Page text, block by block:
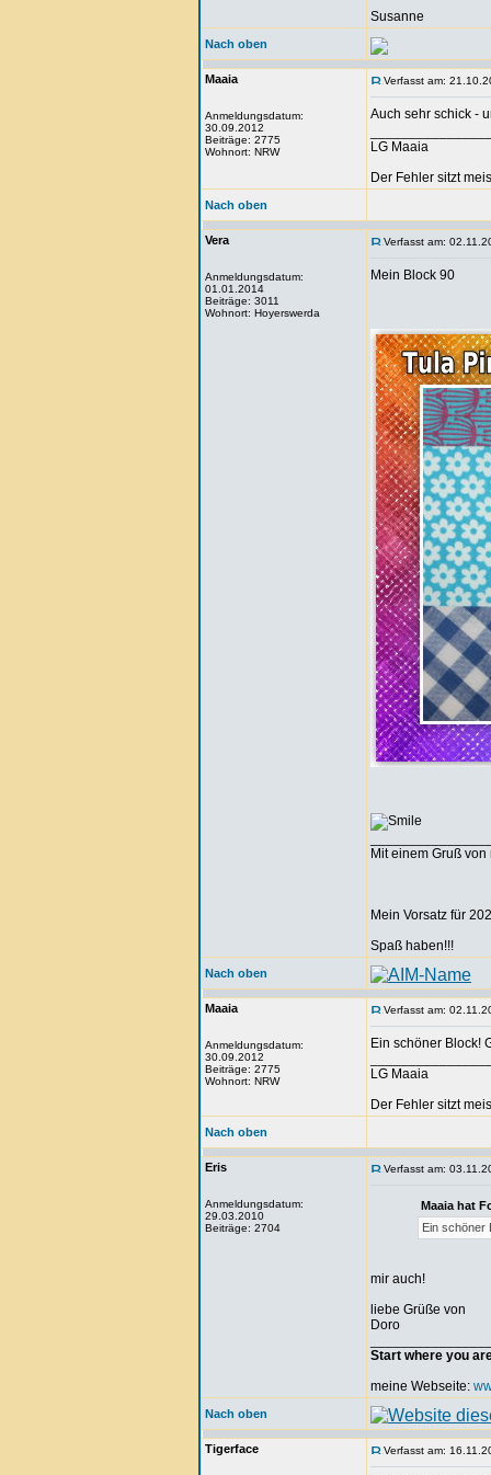
Susanne
Nach oben
Maaia
Anmeldungsdatum:
30.09.2012
Beiträge: 2775
Wohnort: NRW
Verfasst am:
Auch sehr schick -
LG Maaia
Der Fehler sitzt
Nach oben
Vera
Anmeldungsdatum:
01.01.2014
Beiträge: 3011
Wohnort: Hoyerswerda
Verfasst am:
Mein Block 90
Mit einem Gruß von
Mein Vorsatz für
Spaß haben!!!
Nach oben
Maaia
Anmeldungsdatum:
30.09.2012
Beiträge: 2775
Wohnort: NRW
Verfasst am:
Ein schöner Block!
LG Maaia
Der Fehler sitzt
Nach oben
Eris
Anmeldungsdatum:
29.03.2010
Beiträge: 2704
Verfasst am:
Maaia hat
Ein schöner
mir auch!
liebe Grüße von
Doro
Start where you
meine Webseite:
Nach oben
Tigerface Verfasst am: